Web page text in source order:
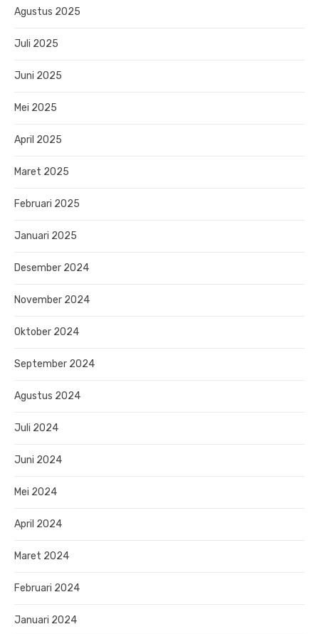
Agustus 2025
Juli 2025
Juni 2025
Mei 2025
April 2025
Maret 2025
Februari 2025
Januari 2025
Desember 2024
November 2024
Oktober 2024
September 2024
Agustus 2024
Juli 2024
Juni 2024
Mei 2024
April 2024
Maret 2024
Februari 2024
Januari 2024